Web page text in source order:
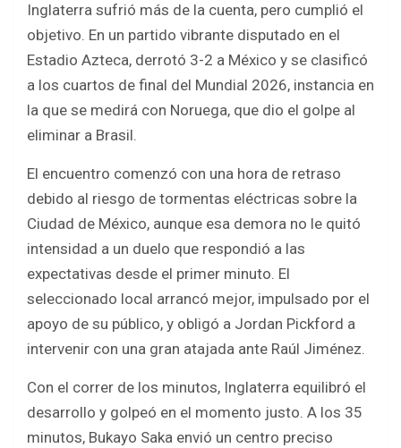
ce
b
o
o
k
tt
er
at
s
A
p
p
ar
e
Inglaterra sufrió más de la cuenta, pero cumplió el
objetivo. En un partido vibrante disputado en el
Estadio Azteca, derrotó 3-2 a México y se clasificó
a los cuartos de final del Mundial 2026, instancia en
la que se medirá con Noruega, que dio el golpe al
eliminar a Brasil.
El encuentro comenzó con una hora de retraso
debido al riesgo de tormentas eléctricas sobre la
Ciudad de México, aunque esa demora no le quitó
intensidad a un duelo que respondió a las
expectativas desde el primer minuto. El
seleccionado local arrancó mejor, impulsado por el
apoyo de su público, y obligó a Jordan Pickford a
intervenir con una gran atajada ante Raúl Jiménez.
Con el correr de los minutos, Inglaterra equilibró el
desarrollo y golpeó en el momento justo. A los 35
minutos, Bukayo Saka envió un centro preciso